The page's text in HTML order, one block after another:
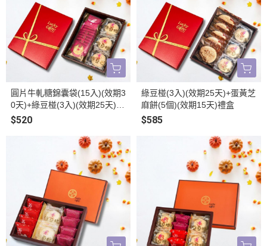
圓片牛軋糖錦囊袋(15入)(效期3
0天)+綠豆椪(3入)(效期25天)禮
盒(過年前一個月無法到貨)
$520
綠豆椪(3入)(效期25天)+蛋黃芝
麻餅(5個)(效期15天)禮盒
$585